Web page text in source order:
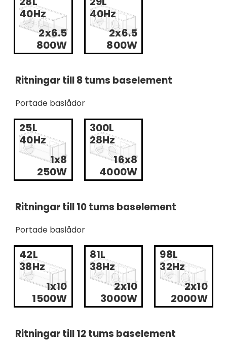
40Hz
800W
2x6.5
40Hz
800W
2x6.5
Ritningar till 8 tums baselement
Portade baslådor
25L
40Hz
250W
1x8
300L
28Hz
4000W
16x8
Ritningar till 10 tums baselement
Portade baslådor
42L
38Hz
1500W
1x10
81L
38Hz
3000W
2x10
98L
32Hz
2000W
2x10
Ritningar till 12 tums baselement